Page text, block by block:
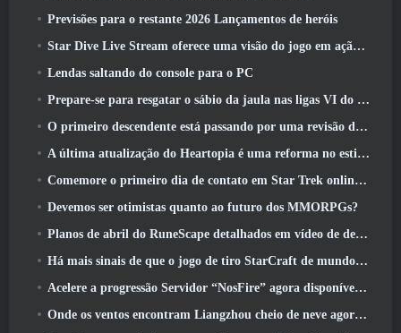
Previsões para o restante 2026 Lançamentos de heróis
Star Dive Live Stream oferece uma visão do jogo em ação antes do lançamento
Lendas saltando do console para o PC
Prepare-se para resgatar o sábio da jaula nas ligas VI do RuneScape da velha escola: Pactos Demoníacos
O primeiro descendente está passando por uma revisão de acordo com o Dev Stream
A última atualização do Heartopia é uma reforma no estilo Alice no país das maravilhas
Comemore o primeiro dia de contato em Star Trek online e ganhe uma nova versão do Nobel Intel Battlecruiser
Devemos ser otimistas quanto ao futuro dos MMORPGs?
Planos de abril do RuneScape detalhados em vídeo de desenvolvimento
Há mais sinais de que o jogo de tiro StarCraft de mundo aberto pode ser uma coisa real
Acelere a progressão Servidor “NosFire” agora disponível no NosTale
Onde os ventos encontram Liangzhou cheio de neve agora disponível com o lançamento da versão 1.5